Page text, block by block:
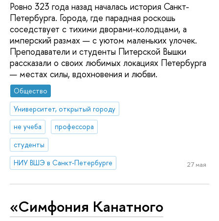
Ровно 323 года назад началась история Санкт-
Петербурга. Города, где парадная роскошь
соседствует с тихими дворами-колодцами, а
имперский размах — с уютом маленьких улочек.
Преподаватели и студенты Питерской Вышки
рассказали о своих любимых локациях Петербурга
— местах силы, вдохновения и любви.
Общество
Университет, открытый городу
не учеба
профессора
студенты
НИУ ВШЭ в Санкт-Петербурге
27 мая
«Симфония Канатного